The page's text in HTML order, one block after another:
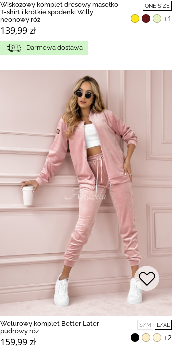
Wiskozowy komplet dresowy masełko
T-shirt i krótkie spodenki Willy
neonowy róż
139,99 zł
ONE SIZE
+1
Darmowa dostawa
Welurowy komplet Better Later
pudrowy róż
159,99 zł
S/M L/XL
+2